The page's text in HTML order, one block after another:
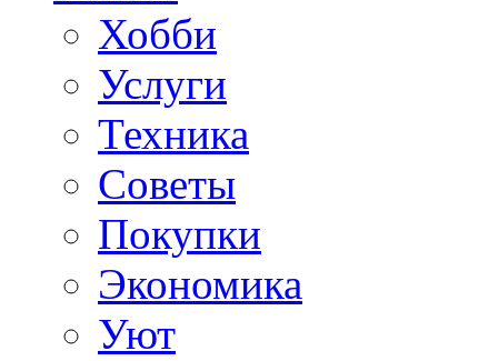
Хобби
Услуги
Техника
Советы
Покупки
Экономика
Уют